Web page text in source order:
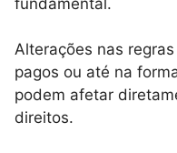
Alterações nas
pagos ou até na
podem afetar
direitos.